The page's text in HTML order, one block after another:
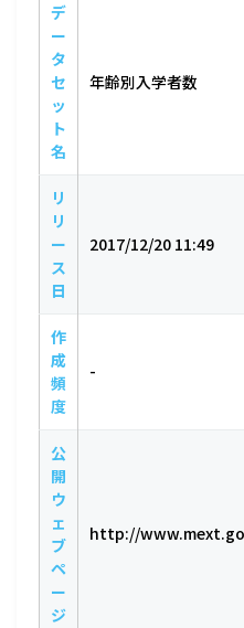
デ
ー
タ
セ
ッ
ト
名
年齢別入学者数
リ
リ
ー
ス
日
2017/12/20 11:49
作
成
頻
度
-
公
開
ウ
ェ
ブ
ペ
ー
ジ
http://